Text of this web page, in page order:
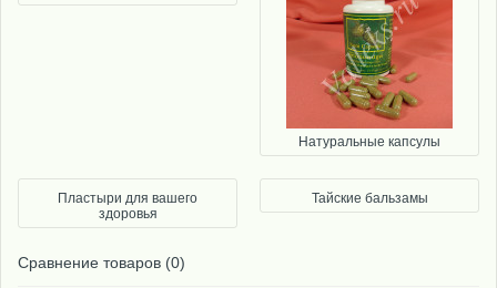
Натуральные капсулы
Пластыри для вашего
здоровья
Тайские бальзамы
Сравнение товаров (0)